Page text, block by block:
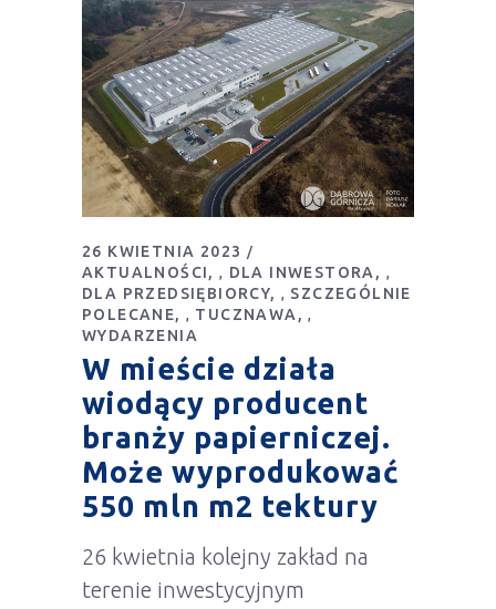
26 KWIETNIA 2023
AKTUALNOŚCI
, DLA INWESTORA ,
DLA PRZEDSIĘBIORCY , SZCZEGÓLNIE
POLECANE
, TUCZNAWA ,
WYDARZENIA
W mieście działa
wiodący producent
branży papierniczej.
Może wyprodukować
550 mln m2 tektury
26 kwietnia kolejny zakład na
terenie inwestycyjnym